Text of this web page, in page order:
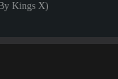
现场演出串烧
Kings X)